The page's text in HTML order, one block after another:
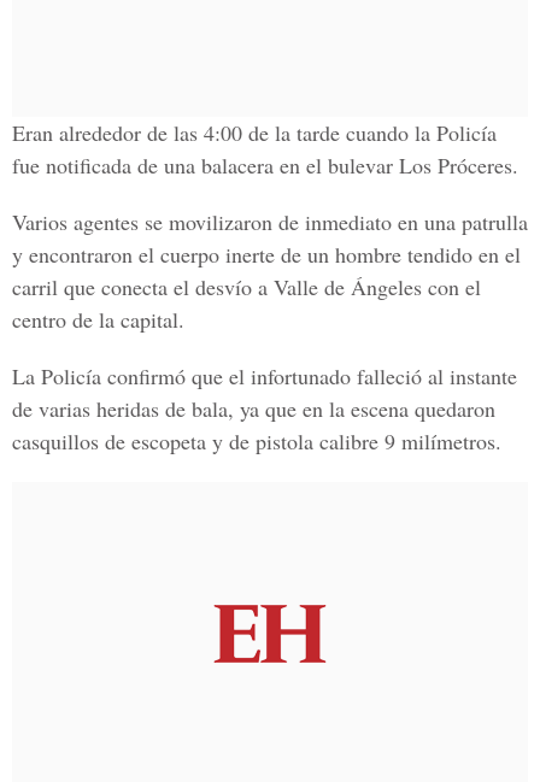
Eran alrededor de las 4:00 de la tarde cuando la Policía
fue notificada de una balacera en el bulevar Los Próceres.
Varios agentes se movilizaron de inmediato en una patrulla
y encontraron el cuerpo inerte de un hombre tendido en el
carril que conecta el desvío a Valle de Ángeles con el
centro de la capital.
La Policía confirmó que el infortunado falleció al instante
de varias heridas de bala, ya que en la escena quedaron
casquillos de escopeta y de pistola calibre 9 milímetros.